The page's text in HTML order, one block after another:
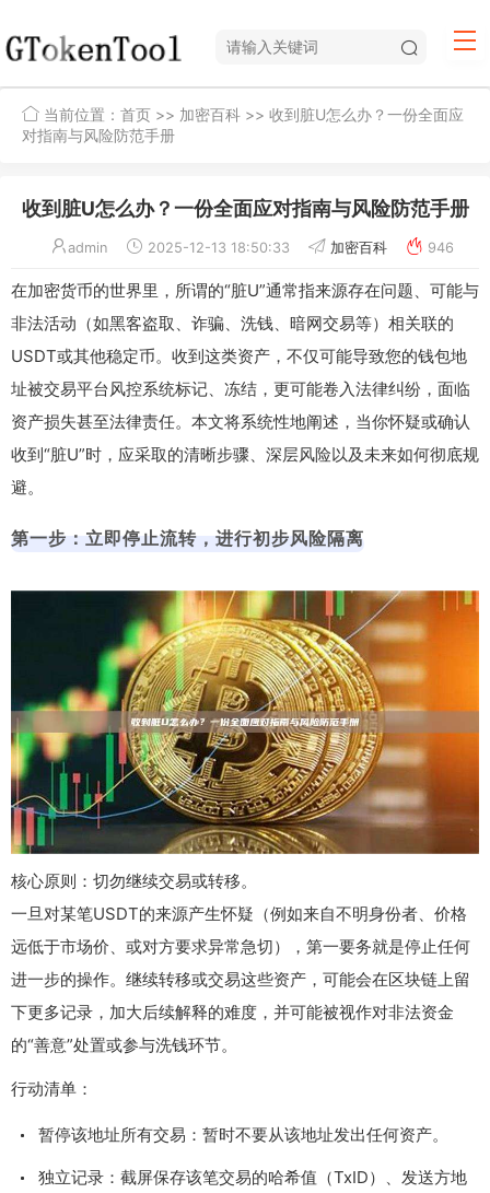
当前位置： 首页 >> 加密百科 >> 收到脏U怎么办？一份全面应
对指南与风险防范手册
收到脏U怎么办？一份全面应对指南与风险防范手册
admin 2025-12-13 18:50:33 加密百科 946
在加密货币的世界里，所谓的“脏U”通常指来源存在问题、可能与
非法活动（如黑客盗取、诈骗、洗钱、暗网交易等）相关联的
USDT或其他稳定币。收到这类资产，不仅可能导致您的钱包地
址被交易平台风控系统标记、冻结，更可能卷入法律纠纷，面临
资产损失甚至法律责任。本文将系统性地阐述，当你怀疑或确认
收到“脏U”时，应采取的清晰步骤、深层风险以及未来如何彻底规
避。
第一步：立即停止流转，进行初步风险隔离
核心原则：切勿继续交易或转移。
一旦对某笔USDT的来源产生怀疑（例如来自不明身份者、价格
远低于市场价、或对方要求异常急切），第一要务就是停止任何
进一步的操作。继续转移或交易这些资产，可能会在区块链上留
下更多记录，加大后续解释的难度，并可能被视作对非法资金
的“善意”处置或参与洗钱环节。
行动清单：
暂停该地址所有交易：暂时不要从该地址发出任何资产。
独立记录：截屏保存该笔交易的哈希值（TxID）、发送方地